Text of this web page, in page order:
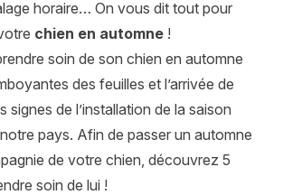
horaire… On vous dit tout pour
chien en automne !
soin de son chien en automne
des feuilles et l’arrivée de
signes de l’installation de la saison
pays. Afin de passer un automne
de votre chien, découvrez 5
soin de lui !